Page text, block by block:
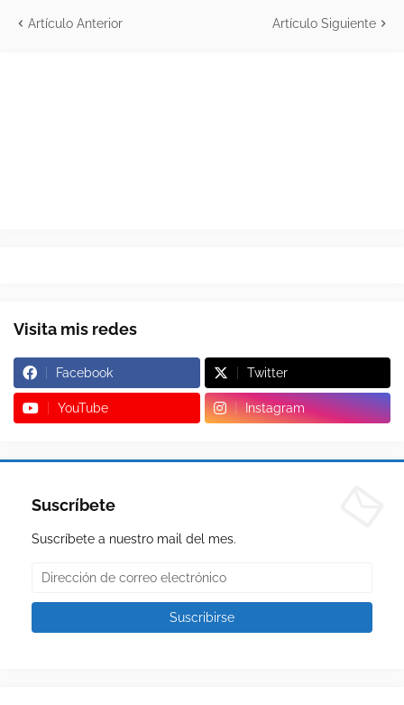
Artículo Anterior Artículo Siguiente
Visita mis redes
Facebook Twitter
YouTube Instagram
Suscríbete
Suscríbete a nuestro mail del mes.